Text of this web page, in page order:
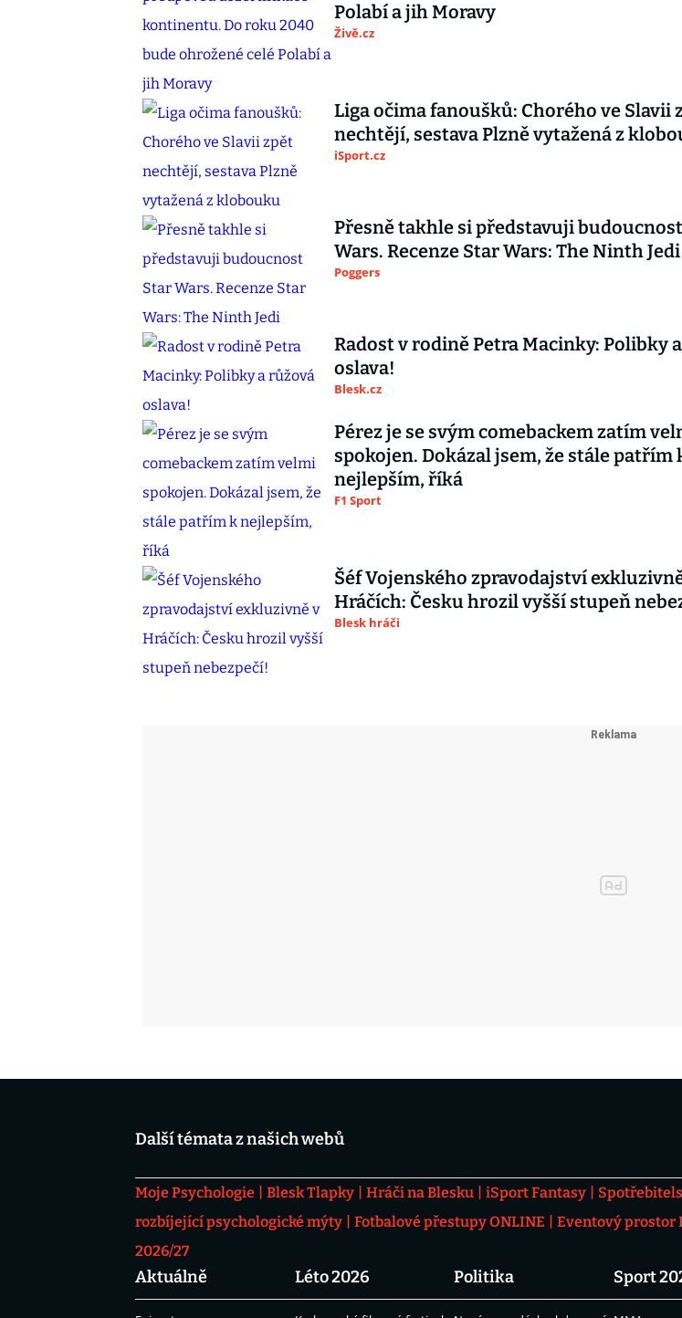
Polabí a jih Moravy
Živě.cz
Liga očima fanoušků: Chorého ve Slavii
nechtějí, sestava Plzně vytažená z
iSport.cz
Přesně takhle si představuji
Wars. Recenze Star Wars: The Ninth Jedi
Poggers
Radost v rodině Petra Macinky: Polibky
oslava!
Blesk.cz
Pérez je se svým comebackem zatím
spokojen. Dokázal jsem, že stále patřím
nejlepším, říká
F1 Sport
Šéf Vojenského zpravodajství
Hráčích: Česku hrozil vyšší stupeň
Blesk hráči
Další témata z našich webů
Moje Psychologie Blesk Tlapky Hráči na Blesku iSport Fantasy
rozbíjející psychologické mýty
Fotbalové přestupy ONLINE Eventový prostor
2026/27
Aktuálně Léto 2026 Politika Sport